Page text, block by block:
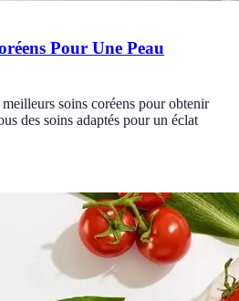
Pour Une Peau
soins coréens pour obtenir
des soins adaptés pour un éclat